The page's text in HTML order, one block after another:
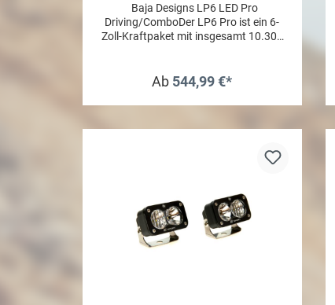
Baja Designs LP6 LED Pro
Driving/ComboDer LP6 Pro ist ein 6-
Zoll-Kraftpaket mit insgesamt 10.300
Zusatzscheinwerfer verfügt über 6 LED
´s mit 8,600 Lumen nach vorne und 4
LED´s mit 1.700 Lumen seitlich. Mit
vielseitigsten Zusatzscheinwerfer auf
Rennteams zählen bei Events, wie der
Baja 1000 oder dem King of the
Hammers. Damit der LP6 immer auf
höchstem Niveau arbeiten kann, wurde
der Scheinwerfer zusätzlich mit der
Ab 544,99 €*